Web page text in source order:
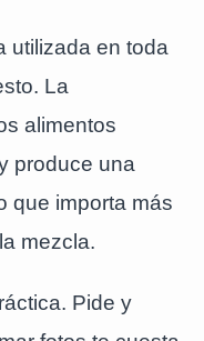
utilizada en toda
La
alimentos
produce una
que importa más
mezcla.
Pide y